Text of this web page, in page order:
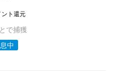
ント還元
で捕獲
中